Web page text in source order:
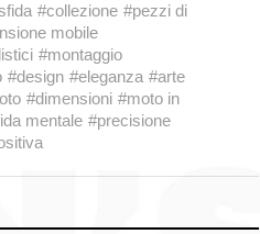
#collezione #pezzi di
mobile
#montaggio
#design #eleganza #arte
#dimensioni #moto in
mentale #precisione